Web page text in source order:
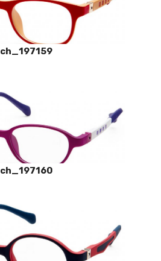
ch_197159
ch_197160